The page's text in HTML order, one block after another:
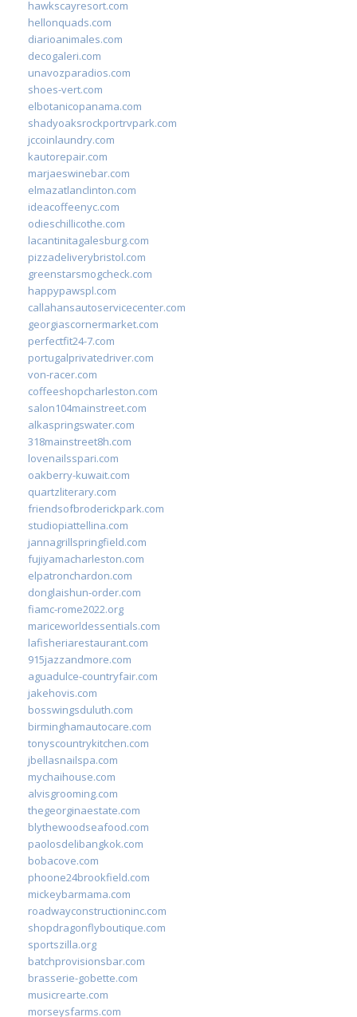
hawkscayresort.com
hellonquads.com
diarioanimales.com
decogaleri.com
unavozparadios.com
shoes-vert.com
elbotanicopanama.com
shadyoaksrockportrvpark.com
jccoinlaundry.com
kautorepair.com
marjaeswinebar.com
elmazatlanclinton.com
ideacoffeenyc.com
odieschillicothe.com
lacantinitagalesburg.com
pizzadeliverybristol.com
greenstarsmogcheck.com
happypawspl.com
callahansautoservicecenter.com
georgiascornermarket.com
perfectfit24-7.com
portugalprivatedriver.com
von-racer.com
coffeeshopcharleston.com
salon104mainstreet.com
alkaspringswater.com
318mainstreet8h.com
lovenailsspari.com
oakberry-kuwait.com
quartzliterary.com
friendsofbroderickpark.com
studiopiattellina.com
jannagrillspringfield.com
fujiyamacharleston.com
elpatronchardon.com
donglaishun-order.com
fiamc-rome2022.org
mariceworldessentials.com
lafisheriarestaurant.com
915jazzandmore.com
aguadulce-countryfair.com
jakehovis.com
bosswingsduluth.com
birminghamautocare.com
tonyscountrykitchen.com
jbellasnailspa.com
mychaihouse.com
alvisgrooming.com
thegeorginaestate.com
blythewoodseafood.com
paolosdelibangkok.com
bobacove.com
phoone24brookfield.com
mickeybarmama.com
roadwayconstructioninc.com
shopdragonflyboutique.com
sportszilla.org
batchprovisionsbar.com
brasserie-gobette.com
musicrearte.com
morseysfarms.com